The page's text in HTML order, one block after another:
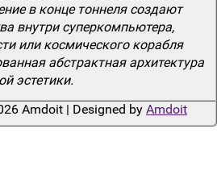
в конце тоннеля создают
внутри суперкомпьютера,
или космического корабля
абстрактная архитектура
эстетики.
Amdoit | Designed by Amdoit